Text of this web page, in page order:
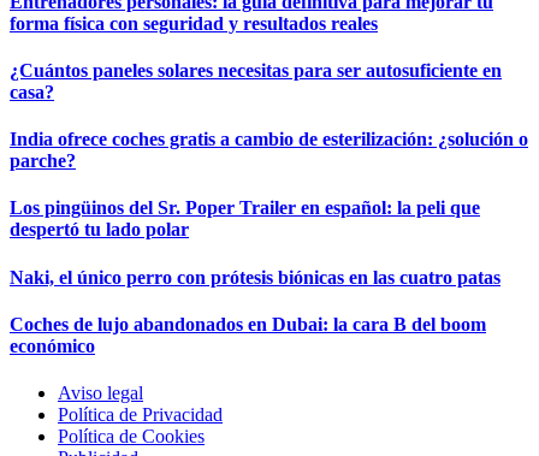
forma física con seguridad y resultados reales
¿Cuántos paneles solares necesitas para ser autosuficiente en
casa?
India ofrece coches gratis a cambio de esterilización: ¿solución o
parche?
Los pingüinos del Sr. Poper Trailer en español: la peli que
despertó tu lado polar
Naki, el único perro con prótesis biónicas en las cuatro patas
Coches de lujo abandonados en Dubai: la cara B del boom
económico
Aviso legal
Política de Privacidad
Política de Cookies